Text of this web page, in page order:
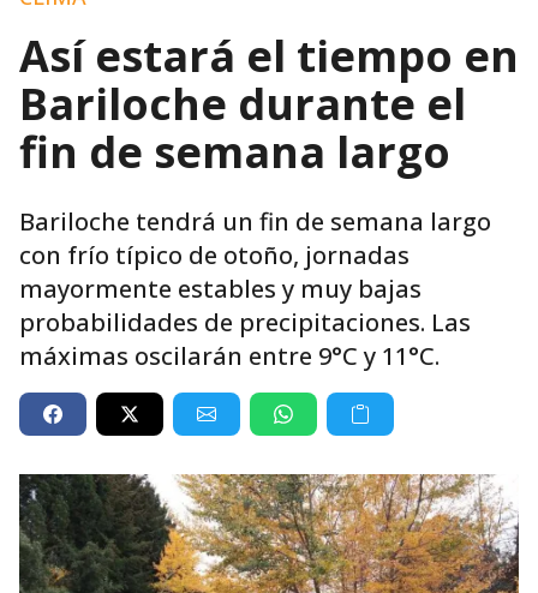
Así estará el tiempo en
Bariloche durante el
fin de semana largo
Bariloche tendrá un fin de semana largo
con frío típico de otoño, jornadas
mayormente estables y muy bajas
probabilidades de precipitaciones. Las
máximas oscilarán entre 9°C y 11°C.